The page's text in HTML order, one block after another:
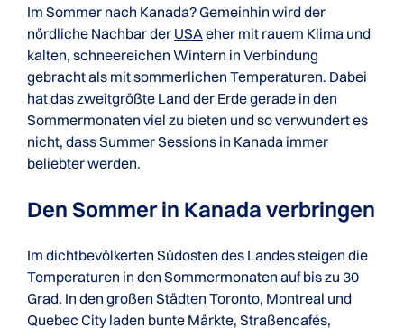
Im Sommer nach Kanada? Gemeinhin wird der
nördliche Nachbar der USAeher mit rauem Klima und
kalten, schneereichen Wintern in Verbindung
gebracht als mit sommerlichen Temperaturen. Dabei
hat das zweitgrößte Land der Erde gerade in den
Sommermonaten viel zu bieten und so verwundert es
nicht, dass Summer Sessions in Kanada immer
beliebter werden.
Den Sommer in Kanada verbringen
Im dichtbevölkerten Südosten des Landes steigen die
Temperaturen in den Sommermonaten auf bis zu 30
Grad. In den großen Städten Toronto, Montreal und
Quebec City laden bunte Märkte, Straßencafés,